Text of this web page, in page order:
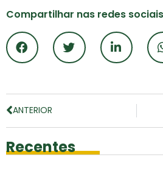
Compartilhar nas redes sociais
ANTERIOR
Recentes